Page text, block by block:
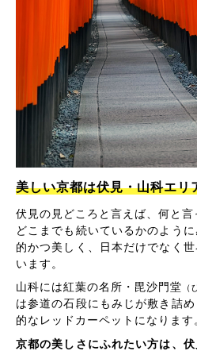
美しい京都は伏見・山科エリ
伏見の見どころと言えば、何と言
どこまでも続いているかのよう
的かつ美しく、日本だけでなく
います。
山科には紅葉の名所・毘沙門堂 （
は参道の石段にもみじが敷き詰
的なレッドカーペットになります
京都の美しさにふれたい方は、